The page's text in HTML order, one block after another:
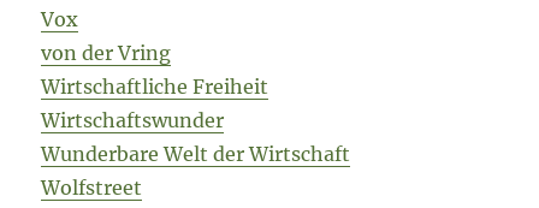
Vox
von der Vring
Wirtschaftliche Freiheit
Wirtschaftswunder
Wunderbare Welt der Wirtschaft
Wolfstreet